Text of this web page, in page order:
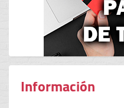
Información